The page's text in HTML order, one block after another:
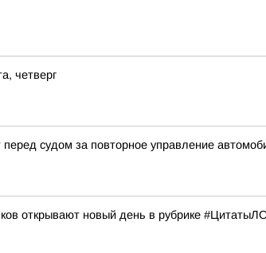
четверг
перед судом за повторное управление
открывают новый день в рубрике